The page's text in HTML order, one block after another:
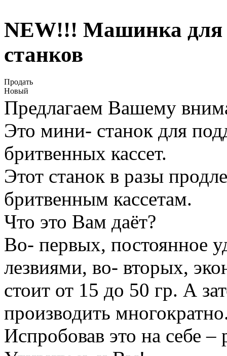
NEW!!! Машинка для
станков
Продать
Новый
Предлагаем Вашему
Это мини- станок для
бритвенных кассет.
Этот станок в разы
бритвенным кассетам.
Что это Вам даёт?
Во- первых, постоянное
лезвиями, во- вторых,
стоит от 15 до 50 гр. А
производить
Испробовав это на себе –